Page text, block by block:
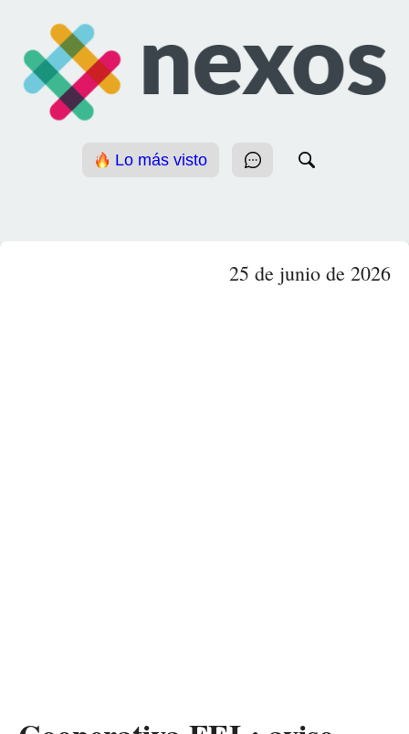
Lo más visto
25 de junio de 2026